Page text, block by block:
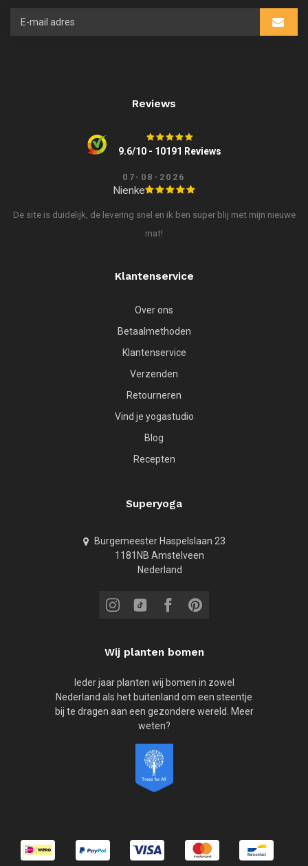
Reviews
9.6/10 - 10191 Reviews
07-08-2026
Nienke
De site is duidelijk, de levering snel en ik ben super blij met mijn nieuwe
mat!
Klantenservice
Over ons
Betaalmethoden
Klantenservice
Verzenden
Retourneren
Vind je yogastudio
Blog
Recepten
Superyoga
Burgemeester Haspelslaan 23
1181NB Amstelveen
Nederland
Wij planten bomen
Ieder jaar planten wij bomen in zowel
Nederland als het buitenland om een steentje
bij te dragen aan een gezondere wereld. Meer
weten?